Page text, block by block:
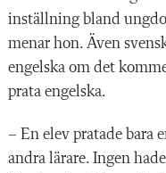
inställning bland
menar hon. Även
engelska om det
prata engelska.
– En elev pratade bara
andra lärare. Ingen